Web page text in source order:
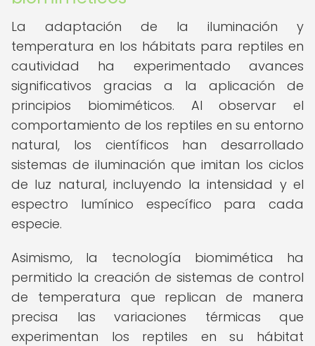
La adaptación de la iluminación y
temperatura en los hábitats para reptiles en
cautividad ha experimentado avances
significativos gracias a la aplicación de
principios biomiméticos. Al observar el
comportamiento de los reptiles en su entorno
natural, los científicos han desarrollado
sistemas de iluminación que imitan los ciclos
de luz natural, incluyendo la intensidad y el
espectro lumínico específico para cada
especie.
Asimismo, la tecnología biomimética ha
permitido la creación de sistemas de control
de temperatura que replican de manera
precisa las variaciones térmicas que
experimentan los reptiles en su hábitat